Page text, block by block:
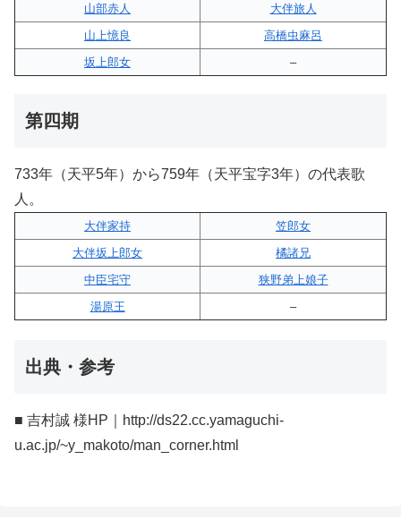
山部赤人
大伴旅人
山上憶良
高橋虫麻呂
坂上郎女
–
第四期
733年（天平5年）から759年（天平宝字3年）の代表歌
人。
大伴家持
笠郎女
大伴坂上郎女
橘諸兄
中臣宅守
狭野弟上娘子
湯原王
–
出典・参考
■ 吉村誠 様HP｜http://ds22.cc.yamaguchi-
u.ac.jp/~y_makoto/man_corner.html